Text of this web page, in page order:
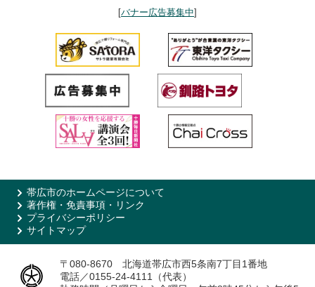
[バナー広告募集中]
帯広市のホームページについて
著作権・免責事項・リンク
プライバシーポリシー
サイトマップ
〒080-8670 北海道帯広市西5条南7丁目1番地
電話／0155-24-4111（代表）